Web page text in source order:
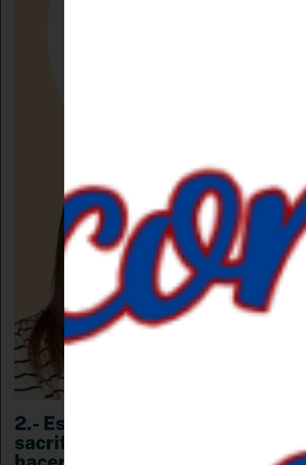
2.- Estás consciente de los
sacrificios que tendrás que